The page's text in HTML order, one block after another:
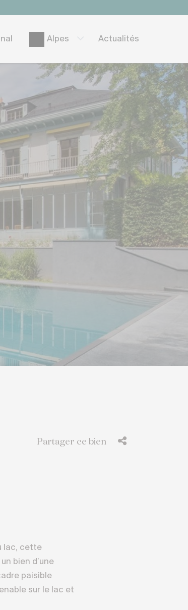
Alpes Actualités
Partager ce bien
lac, cette
bien d’une
paisible
sur le lac et